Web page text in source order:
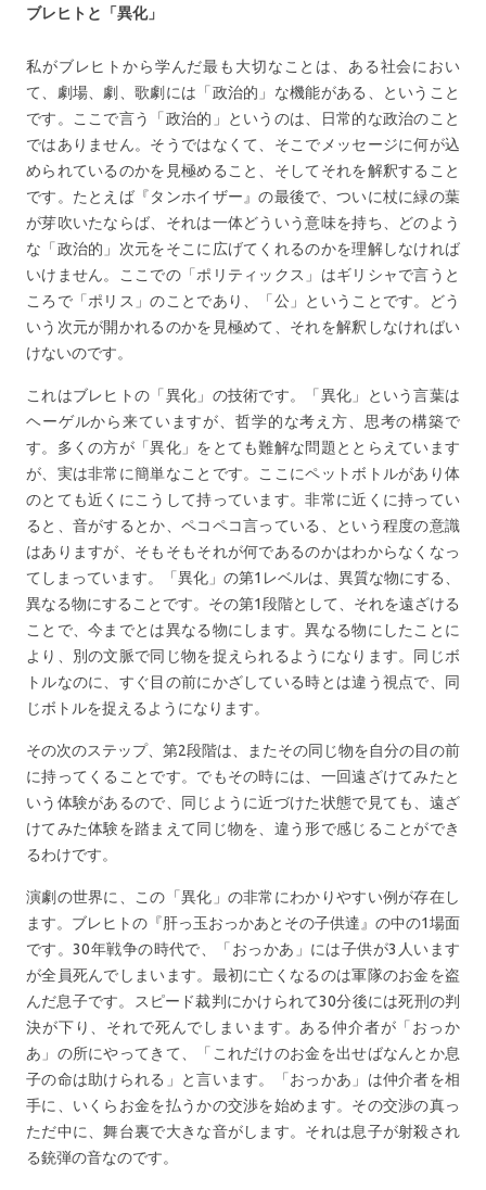
ブレヒトと「異化」
私がブレヒトから学んだ最も大切なことは、ある社会におい
て、劇場、劇、歌劇には「政治的」な機能がある、ということ
です。ここで言う「政治的」というのは、日常的な政治のこと
ではありません。そうではなくて、そこでメッセージに何が込
められているのかを見極めること、そしてそれを解釈すること
です。たとえば『タンホイザー』の最後で、ついに杖に緑の葉
が芽吹いたならば、それは一体どういう意味を持ち、どのよう
な「政治的」次元をそこに広げてくれるのかを理解しなければ
いけません。ここでの「ポリティックス」はギリシャで言うと
ころで「ポリス」のことであり、「公」ということです。どう
いう次元が開かれるのかを見極めて、それを解釈しなければい
けないのです。
これはブレヒトの「異化」の技術です。「異化」という言葉は
ヘーゲルから来ていますが、哲学的な考え方、思考の構築で
す。多くの方が「異化」をとても難解な問題ととらえています
が、実は非常に簡単なことです。ここにペットボトルがあり体
のとても近くにこうして持っています。非常に近くに持ってい
ると、音がするとか、ペコペコ言っている、という程度の意識
はありますが、そもそもそれが何であるのかはわからなくなっ
てしまっています。「異化」の第1レベルは、異質な物にする、
異なる物にすることです。その第1段階として、それを遠ざける
ことで、今までとは異なる物にします。異なる物にしたことに
より、別の文脈で同じ物を捉えられるようになります。同じボ
トルなのに、すぐ目の前にかざしている時とは違う視点で、同
じボトルを捉えるようになります。
その次のステップ、第2段階は、またその同じ物を自分の目の前
に持ってくることです。でもその時には、一回遠ざけてみたと
いう体験があるので、同じように近づけた状態で見ても、遠ざ
けてみた体験を踏まえて同じ物を、違う形で感じることができ
るわけです。
演劇の世界に、この「異化」の非常にわかりやすい例が存在し
ます。ブレヒトの『肝っ玉おっかあとその子供達』の中の1場面
です。30年戦争の時代で、「おっかあ」には子供が3人います
が全員死んでしまいます。最初に亡くなるのは軍隊のお金を盗
んだ息子です。スピード裁判にかけられて30分後には死刑の判
決が下り、それで死んでしまいます。ある仲介者が「おっか
あ」の所にやってきて、「これだけのお金を出せばなんとか息
子の命は助けられる」と言います。「おっかあ」は仲介者を相
手に、いくらお金を払うかの交渉を始めます。その交渉の真っ
ただ中に、舞台裏で大きな音がします。それは息子が射殺され
る銃弾の音なのです。